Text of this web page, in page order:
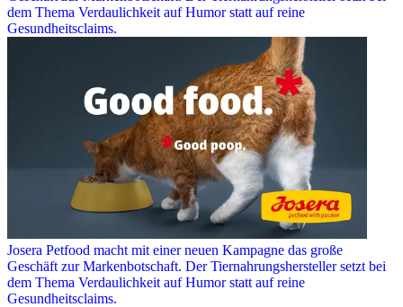
dem Thema Verdaulichkeit auf Humor statt auf reine
Gesundheitsclaims.
Josera Petfood macht mit einer neuen Kampagne das große
Geschäft zur Markenbotschaft. Der Tiernahrungshersteller setzt bei
dem Thema Verdaulichkeit auf Humor statt auf reine
Gesundheitsclaims.